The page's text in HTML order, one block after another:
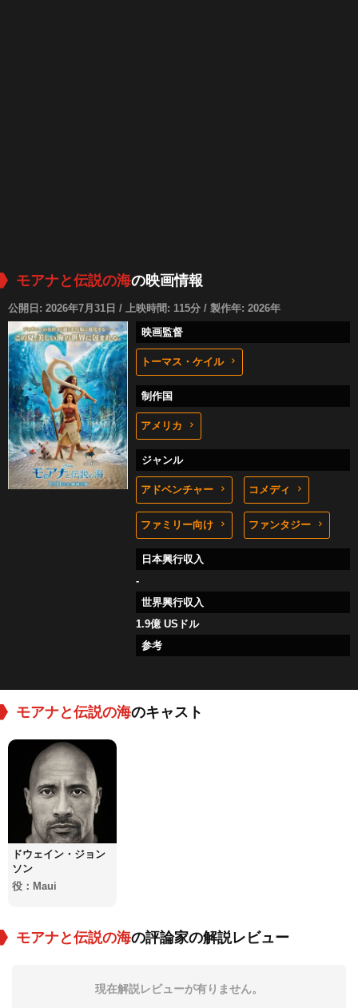
モアナと伝説の海の映画情報
公開日: 2026年7月31日 / 上映時間: 115分 / 製作年: 2026年
映画監督
トーマス・ケイル
制作国
アメリカ
ジャンル
アドベンチャー コメディ
ファミリー向け ファンタジー
日本興行収入
-
世界興行収入
1.9億 USドル
参考
モアナと伝説の海のキャスト
ドウェイン・ジョン
ソン
役：Maui
モアナと伝説の海の評論家の解説レビュー
現在解説レビューが有りません。